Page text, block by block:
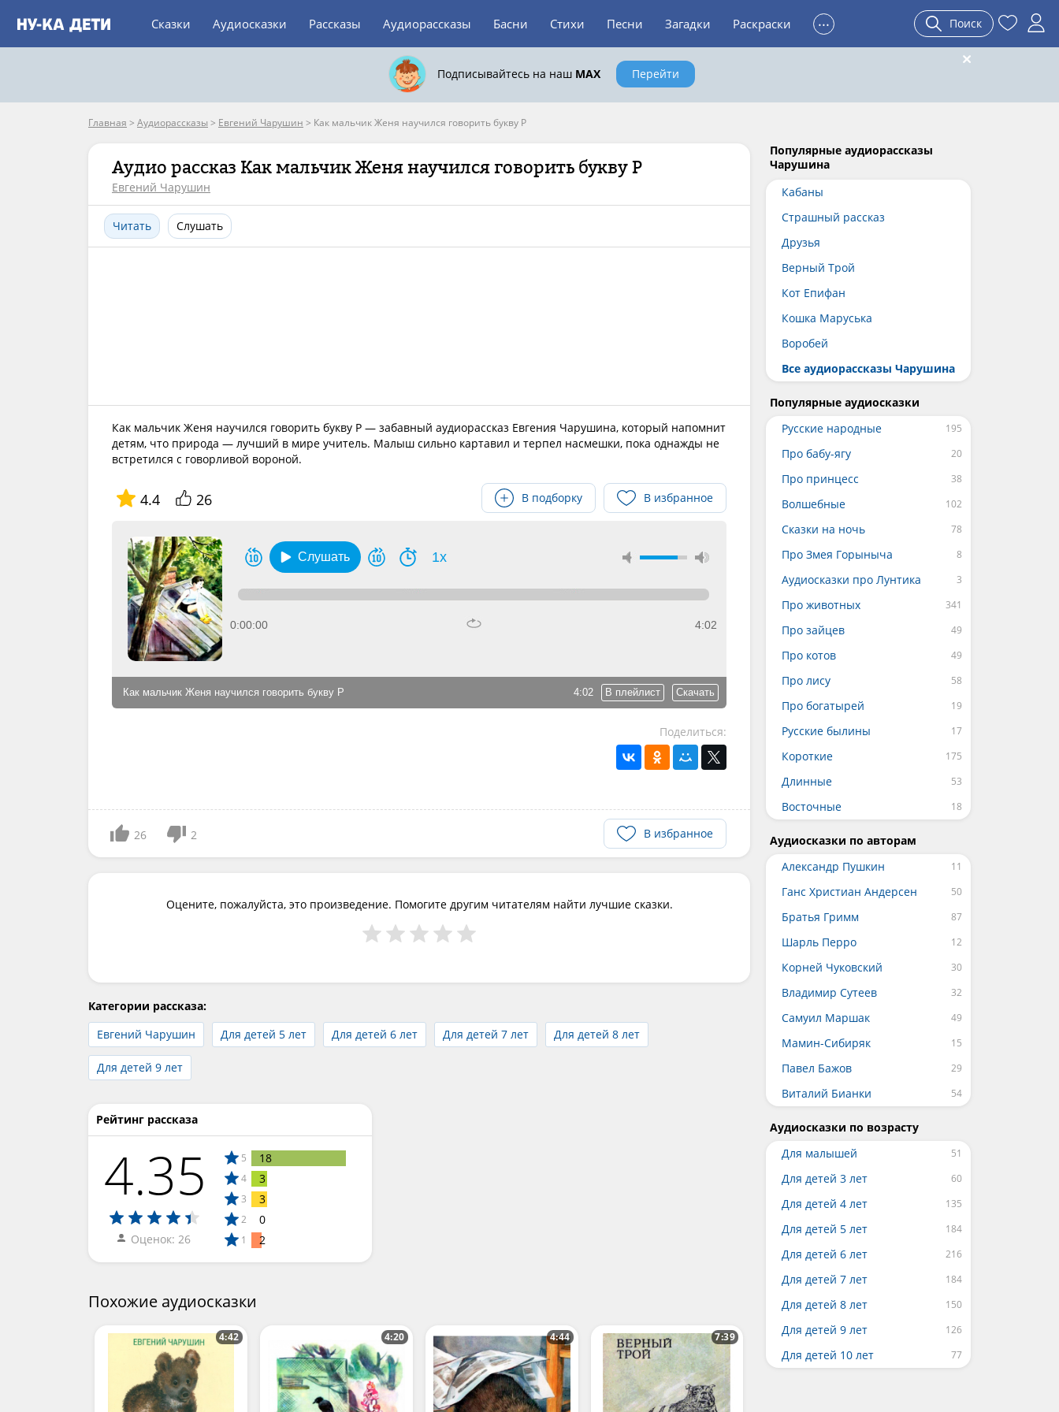
Сказки Аудиосказки Рассказы Аудиорассказы Басни Стихи Песни Загадки Раскраски ... Поиск
Подписывайтесь на наш MAX Перейти
Главная > Аудиорассказы > Евгений Чарушин > Как мальчик Женя научился говорить букву Р
Аудио рассказ Как мальчик Женя научился говорить букву Р
Евгений Чарушин
Читать Слушать
Как мальчик Женя научился говорить букву Р — забавный аудиорассказ Евгения Чарушина, который напомнит
детям, что природа — лучший в мире учитель. Малыш сильно картавил и терпел насмешки, пока однажды не
встретился с говорливой вороной.
4.4 26 В подборку В избранное
Слушать 1x
0:00:00 4:02
4:02 В плейлист Скачать
Как мальчик Женя научился говорить букву Р
Поделиться:
26 2 В избранное
Оцените, пожалуйста, это произведение. Помогите другим читателям найти лучшие сказки.
Категории рассказа:
Евгений Чарушин
Для детей 5 лет Для детей 6 лет Для детей 7 лет Для детей 8 лет
Для детей 9 лет
Рейтинг рассказа
4.35
Оценок: 26
5 18
4 3
3 3
2 0
1 2
Похожие аудиосказки
4:42 4:20 4:44 7:39
Популярные аудиорассказы
Чарушина
Кабаны
Страшный рассказ
Друзья
Верный Трой
Кот Епифан
Кошка Маруська
Воробей
Все аудиорассказы Чарушина
Популярные аудиосказки
Русские народные
Про бабу-ягу
Про принцесс
Волшебные
Сказки на ночь
Про Змея Горыныча
Аудиосказки про Лунтика
Про животных
Про зайцев
Про котов
Про лису
Про богатырей
Русские былины
Короткие
Длинные
Восточные
Аудиосказки по авторам
Александр Пушкин
Ганс Христиан Андерсен
Братья Гримм
Шарль Перро
Корней Чуковский
Владимир Сутеев
Самуил Маршак
Мамин-Сибиряк
Павел Бажов
Виталий Бианки
Аудиосказки по возрасту
Для малышей
Для детей 3 лет
Для детей 4 лет
Для детей 5 лет
Для детей 6 лет
Для детей 7 лет
Для детей 8 лет
Для детей 9 лет
Для детей 10 лет